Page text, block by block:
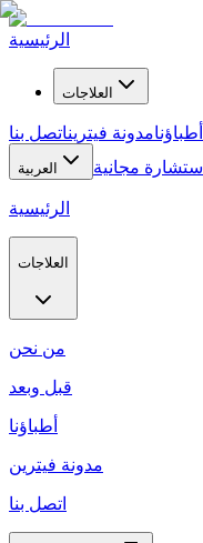
الرئيسية
العلاجات
أطباؤنامدونة فيتريناتصل بنا
العربية استشارة مجانية
الرئيسية
العلاجات
من نحن
قبل وبعد
أطباؤنا
مدونة فيترين
اتصل بنا